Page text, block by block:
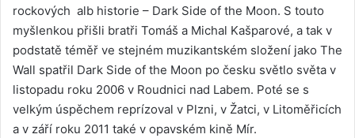
rockových alb historie – Dark Side of the Moon. S touto
myšlenkou přišli bratři Tomáš a Michal Kašparové, a tak v
podstatě téměř ve stejném muzikantském složení jako The
Wall spatřil Dark Side of the Moon po česku světlo světa v
listopadu roku 2006 v Roudnici nad Labem. Poté se s
velkým úspěchem reprízoval v Plzni, v Žatci, v Litoměřicích
a v září roku 2011 také v opavském kině Mír.